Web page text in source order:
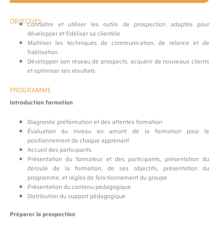
OBJECTIFSConnaître et utiliser les outils de prospection adaptés pour
développer et fidéliser sa clientèle
Maîtriser les techniques de communication, de relance et de
fidélisation
Développer son réseau de prospects, acquérir de nouveaux clients
et optimiser ses résultats
PROGRAMME
Introduction formation
Diagnostic préformation et des attentes formation
Évaluation du niveau en amont de la formation pour le
positionnement de chaque apprenant
Accueil des participants
Présentation du formateur et des participants, présentation du
déroulé de la formation, de ses objectifs, présentation du
programme, et règles de fonctionnement du groupe
Présentation du contenu pédagogique
Distribution du support pédagogique
Préparer la prospection